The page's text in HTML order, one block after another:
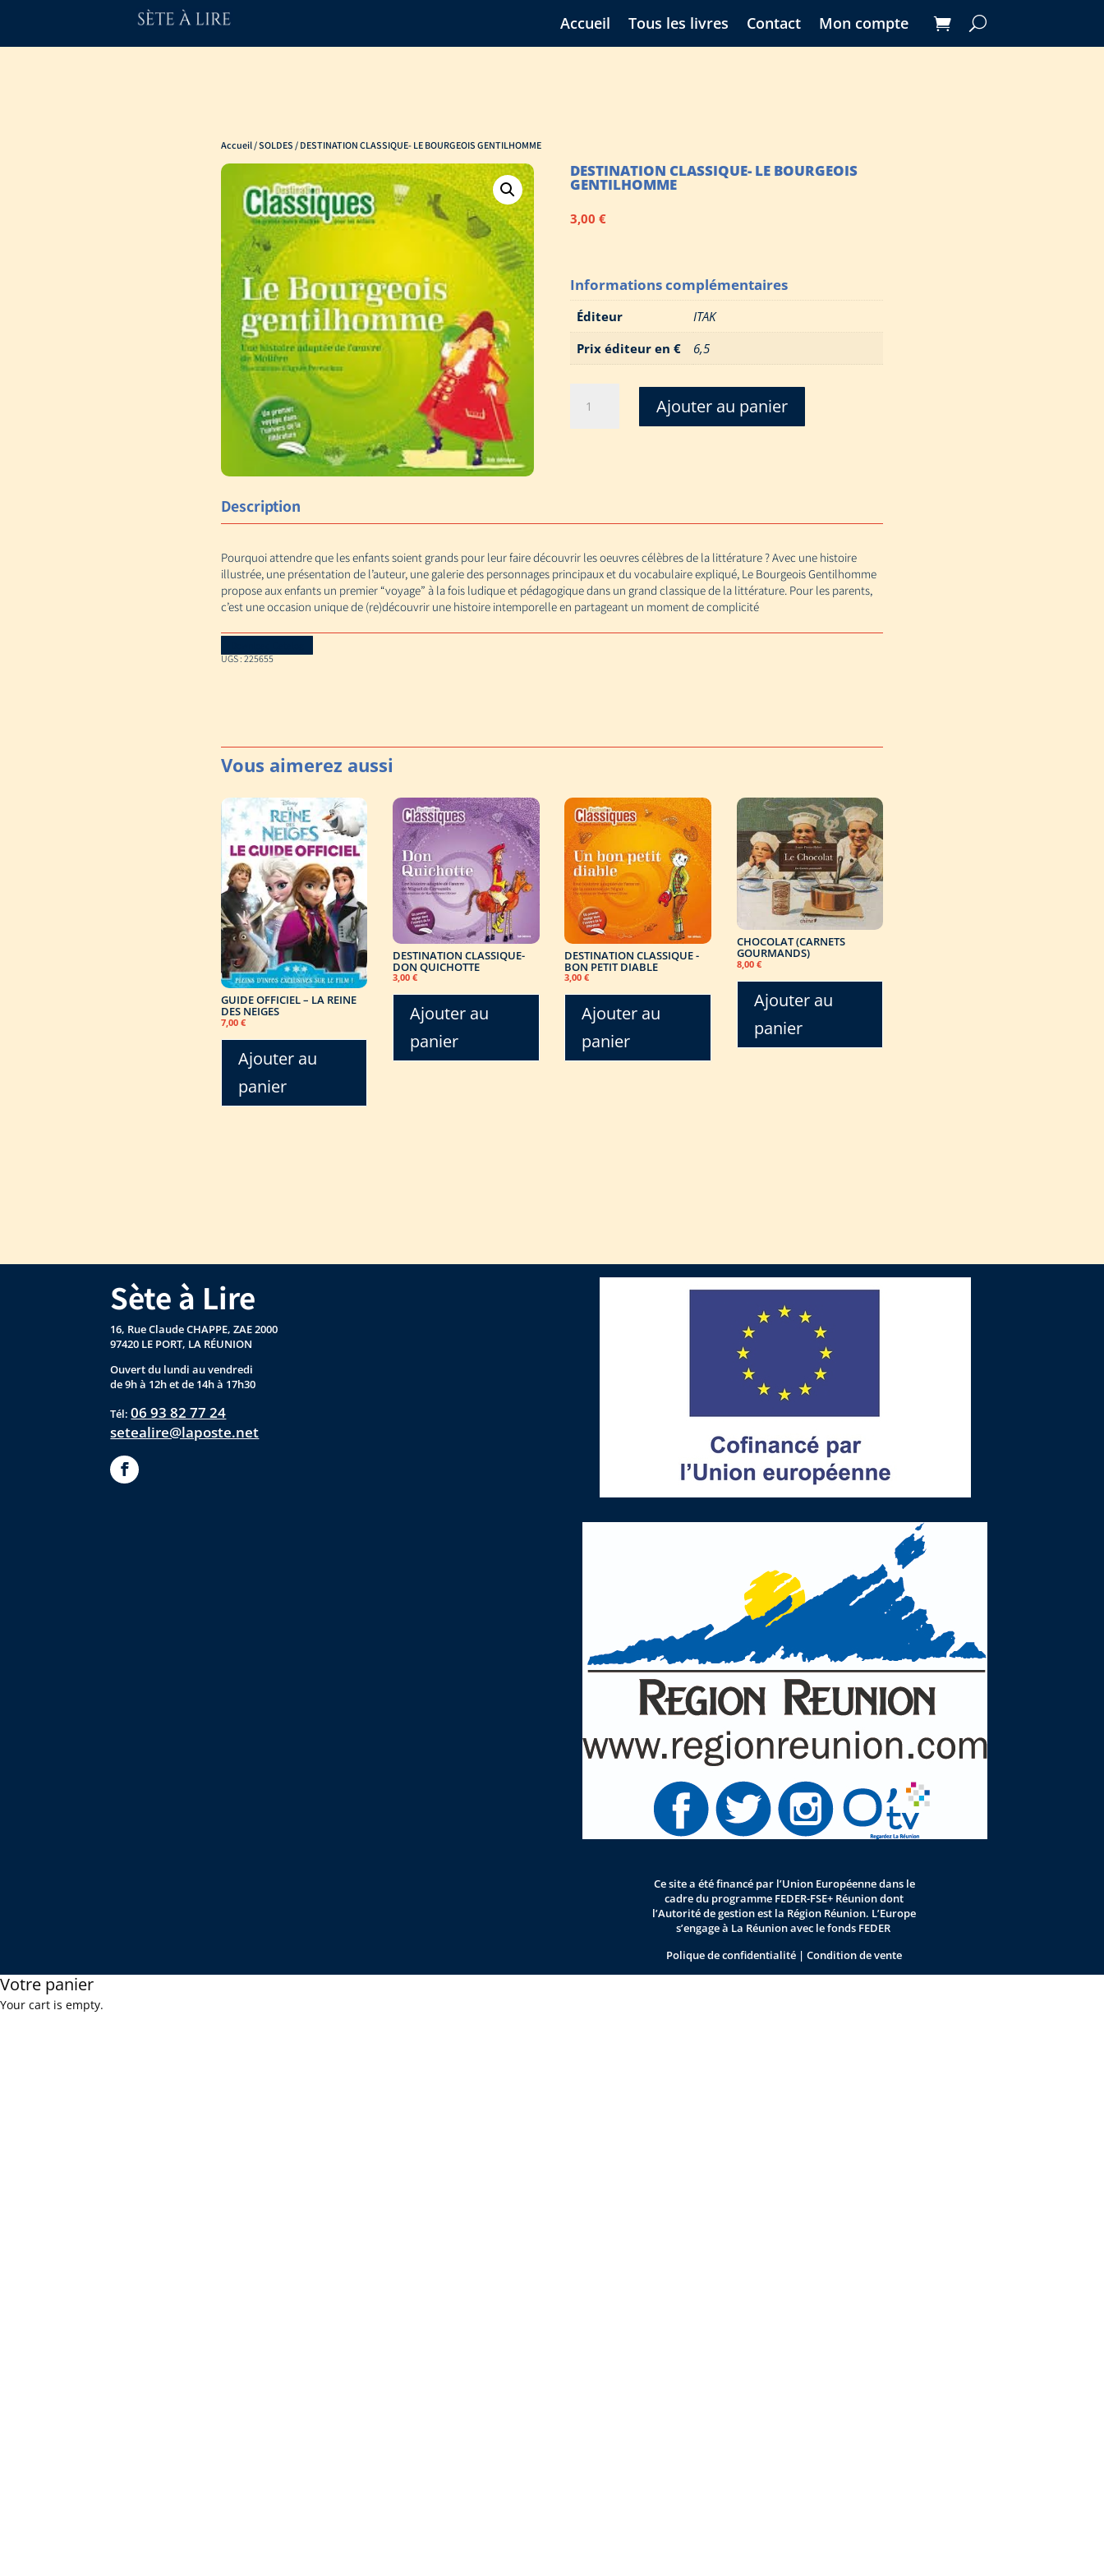
Accueil Tous les livres Contact Mon compte
Accueil/SOLDES / DESTINATION CLASSIQUE- LE BOURGEOIS GENTILHOMME
DESTINATION CLASSIQUE- LE BOURGEOIS
GENTILHOMME
3,00€
Informations complémentaires
Éditeur
ITAK
Prix éditeur en €
6,5
DESTINATION
Ajouter au panier
Description
Pourquoi attendre que les enfants soient grands pour leur faire découvrir les oeuvres célèbres de la littérature ? Avec une histoire
illustrée, une présentation de l’auteur, une galerie des personnages principaux et du vocabulaire expliqué, Le Bourgeois Gentilhomme
propose aux enfants un premier “voyage” à la fois ludique et pédagogique dans un grand classique de la littérature. Pour les parents,
c’est une occasion unique de (re)découvrir une histoire intemporelle en partageant un moment de complicité
UGS :225655
GUIDE OFFICIEL – LA REINE
DES NEIGES
7,00 €
Ajouter au
panier
DESTINATION CLASSIQUE-
DON QUICHOTTE
3,00€
Ajouter au
panier
DESTINATION CLASSIQUE -
BON PETIT DIABLE
3,00€
Ajouter au
panier
CHOCOLAT (CARNETS
GOURMANDS)
8,00 €
Ajouter au
panier
Sète à Lire
16, Rue Claude CHAPPE, ZAE 2000
97420 LE PORT, LA RÉUNION
Ouvert du lundi au vendredi
de 9h à 12h et de 14h à 17h30
Tél:06 93 82 77 24
setealire@laposte.net
Ce site a été financé par l’Union Européenne dans le
cadre du programme FEDER-FSE+ Réunion dont
l’Autorité de gestion est la Région Réunion. L’Europe
s’engage à La Réunion avec le fonds FEDER
Polique de confidentialité |Condition de vente
Votre panier
Your cart is empty.